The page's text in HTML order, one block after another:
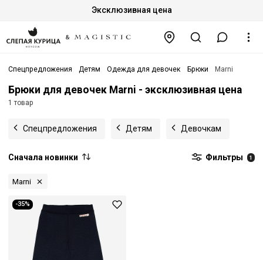
Эксклюзивная цена
Спецпредложения Детям Одежда для девочек Брюки Marni
Брюки для девочек Marni - эксклюзивная цена
1 товар
Спецпредложения Детям Девочкам
Сначала новинки Фильтры 1
Marni
-35%